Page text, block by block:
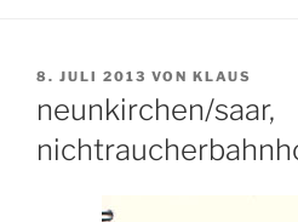
VERÖFFENTLICHT
8. JULI 2013 VON KLAUS
neunkirchen/saar,